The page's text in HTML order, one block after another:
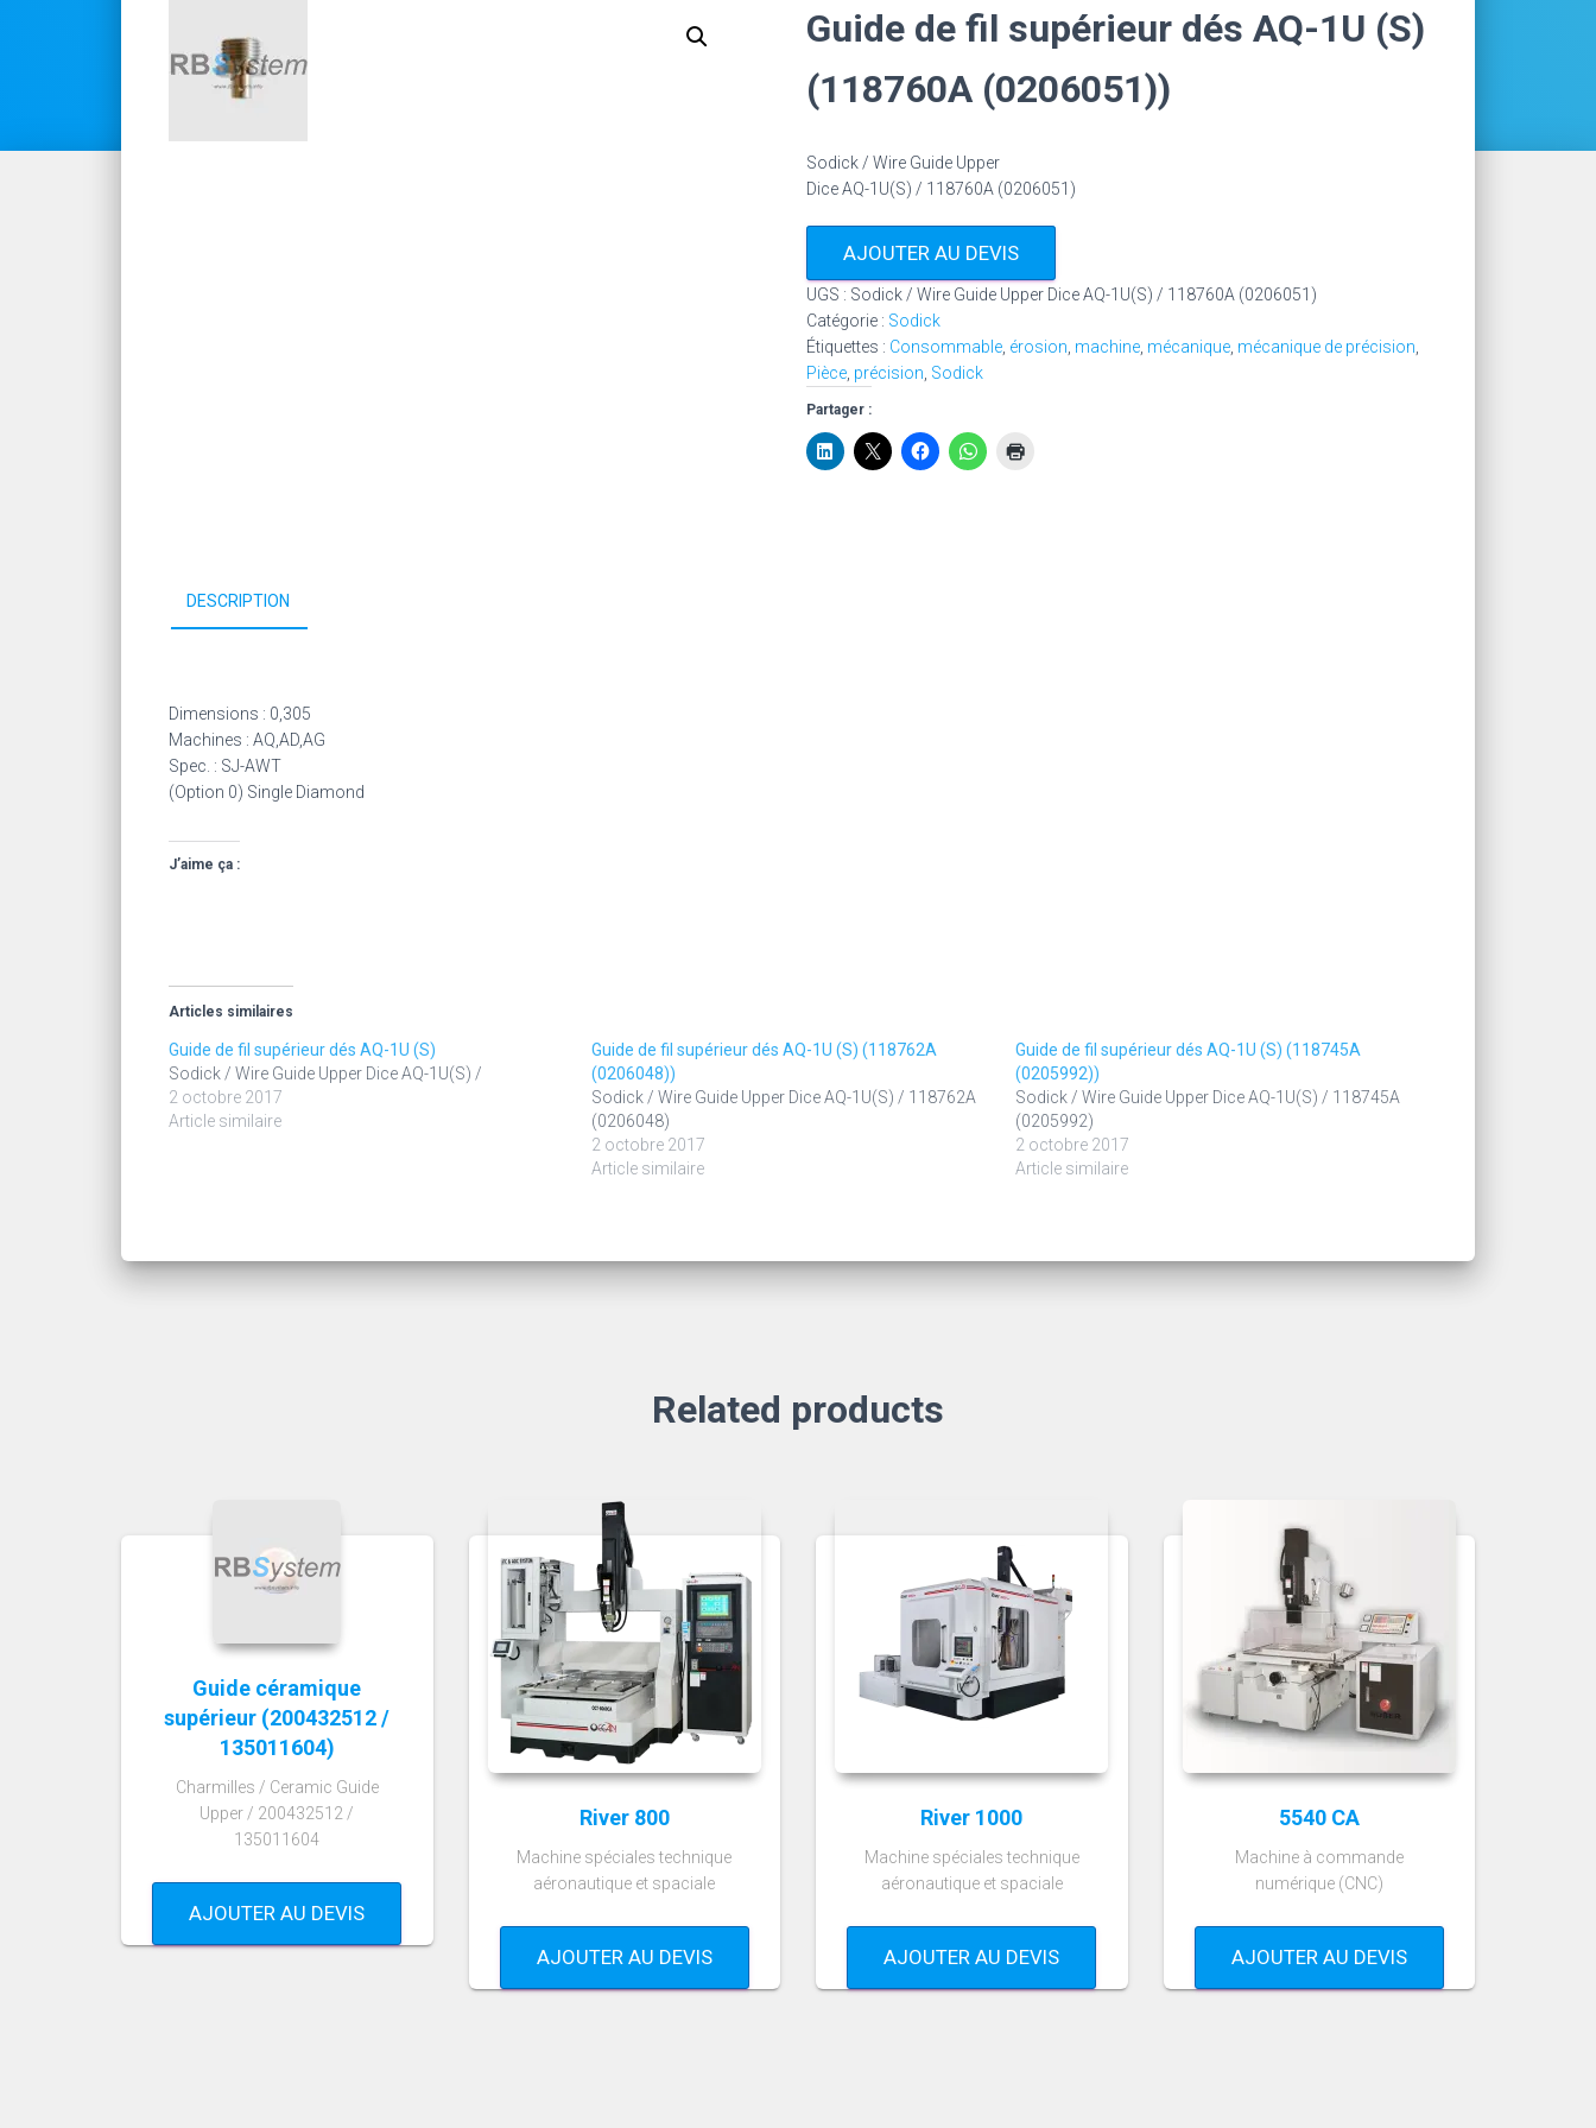
Guide de fil supérieur dés AQ-1U (S)
(118760A (0206051))
Sodick / Wire Guide Upper
Dice AQ-1U(S) / 118760A (0206051)
AJOUTER AU DEVIS
UGS : Sodick / Wire Guide Upper Dice AQ-1U(S) / 118760A (0206051)
Catégorie : Sodick
Étiquettes : Consommable érosion machine mécanique mécanique de précision
Pièce précision Sodick
Partager :
DESCRIPTION
Dimensions : 0,305
Machines : AQ,AD,AG
Spec. : SJ-AWT
(Option 0) Single Diamond
J’aime ça :
Articles similaires
Guide de fil supérieur dés AQ-1U (S)
Sodick / Wire Guide Upper Dice AQ-1U(S) /
2 octobre 2017
Article similaire
Guide de fil supérieur dés AQ-1U (S) (118762A
(0206048))
Sodick / Wire Guide Upper Dice AQ-1U(S) / 118762A
(0206048)
2 octobre 2017
Article similaire
Guide de fil supérieur dés AQ-1U (S) (118745A
(0205992))
Sodick / Wire Guide Upper Dice AQ-1U(S) / 118745A
(0205992)
2 octobre 2017
Article similaire
Related products
Guide céramique
supérieur (200432512 /
135011604)
Charmilles / Ceramic Guide
Upper / 200432512 /
135011604
AJOUTER AU DEVIS
River 800
Machine spéciales technique
aéronautique et spaciale
AJOUTER AU DEVIS
River 1000
Machine spéciales technique
aéronautique et spaciale
AJOUTER AU DEVIS
5540 CA
Machine à commande
numérique (CNC)
AJOUTER AU DEVIS